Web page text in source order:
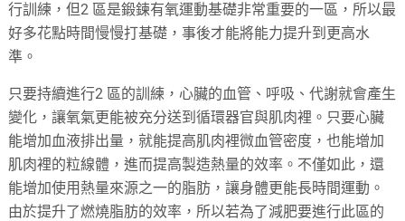
行訓練，但2 區是鍛鍊有氧運動基礎非常重要的一區，所以最
好多花點時間慢慢打基礎，事後才能將能力提升到更高水
準。
只要持續進行2 區的訓練，心臟的血管、呼吸、代謝就會產生
變化，讓氧氣更能被充分送到循環器官與肌肉裡。只要心臟
能增加血液排出量，就能提高肌肉裡微血管密度，也能增加
肌肉裡的粒線體，進而提高製造熱量的效率。不僅如此，還
能增加使用熱量來源之一的脂肪，讓身體更能長時間運動。
由於提升了燃燒脂肪的效率，所以若為了減肥要進行此區的